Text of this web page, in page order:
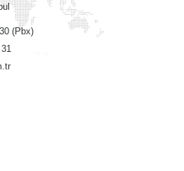
(Pbx)